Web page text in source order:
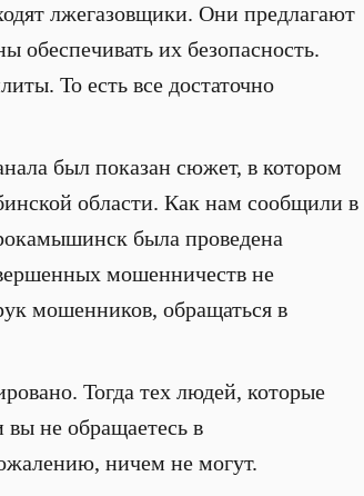
лжегазовщики. Они предлагают
их безопасность.
То есть все достаточно
был показан сюжет, в котором
области. Как нам сообщили в
была проведена
мошенничеств не
мошенников, обращаться в
Тогда тех людей, которые
не обращаетесь в
ничем не могут.